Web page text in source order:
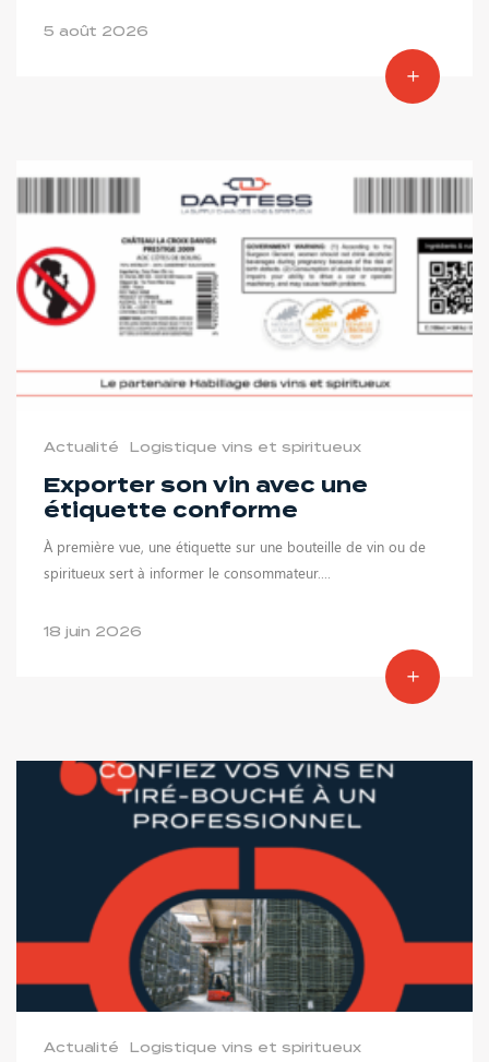
5 août 2026
Actualité Logistique vins et spiritueux
Exporter son vin avec une
étiquette conforme
À première vue, une étiquette sur une bouteille de vin ou de
spiritueux sert à informer le consommateur....
18 juin 2026
Actualité Logistique vins et spiritueux